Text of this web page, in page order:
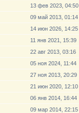
13 фев 2023, 04:50
09 май 2013, 01:14
14 июн 2026, 14:25
11 янв 2021, 15:39
22 авг 2013, 03:16
05 ноя 2024, 11:44
27 ноя 2013, 20:29
21 июн 2020, 12:10
06 янв 2014, 16:44
09 мар 2014, 22:15